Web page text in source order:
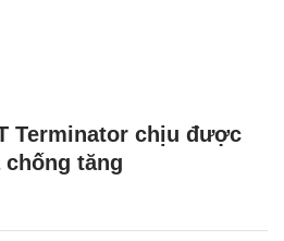
Terminator chịu được
tăng